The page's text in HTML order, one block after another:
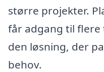
større projekter.
får adgang til
den løsning, der
behov.